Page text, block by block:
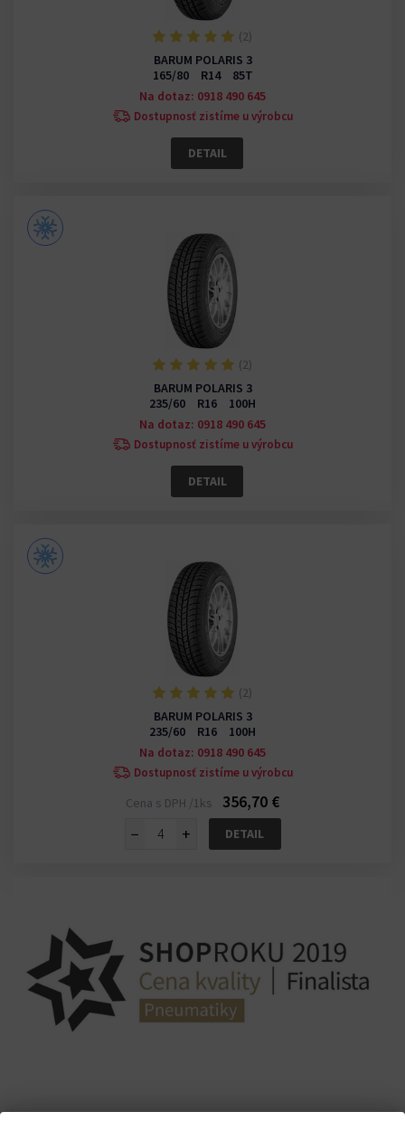
(2)
BARUM POLARIS 3
165/80 R14 85T
Na dotaz: 0918 490 645
Dostupnosť zistíme u výrobcu
DETAIL
(2)
BARUM POLARIS 3
235/60 R16 100H
Na dotaz: 0918 490 645
Dostupnosť zistíme u výrobcu
DETAIL
(2)
BARUM POLARIS 3
235/60 R16 100H
Na dotaz: 0918 490 645
Dostupnosť zistíme u výrobcu
Cena s DPH /1ks
356,70 €
−
+ DETAIL